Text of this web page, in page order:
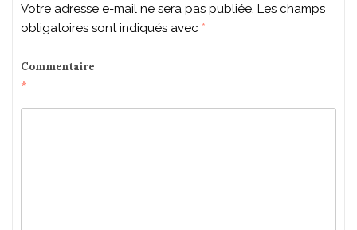
Votre adresse e-mail ne sera pas publiée. Les champs
obligatoires sont indiqués avec *
Commentaire
*